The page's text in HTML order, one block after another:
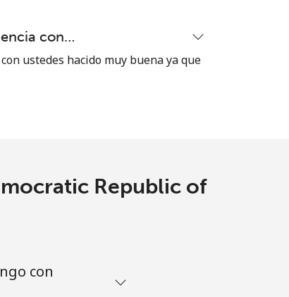
con…
ustedes hacido muy buena ya que
Republic of
con